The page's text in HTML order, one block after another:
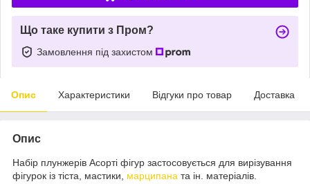
Що таке купити з Пром?
Замовлення під захистом
Опис Характеристики Відгуки про товар Доставка
Опис
Набір плунжерів Асорті фігур застосовується для вирізування
фігурок із тіста, мастики, марципана та ін. матеріалів.